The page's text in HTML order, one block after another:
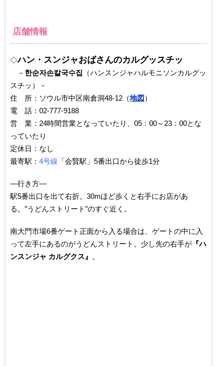
店舗情報
◇ハン・スンジャおばさんのカルグッスチッ
－ 한순자손칼국수집
（ハンスンジャハルモニソンカルグッ
スチッ）－
住 所：ソウル市中区南倉洞48-12（地図 ）
電 話：02-777-9188
営 業：24時間営業となっていたり、05：00～23：00とな
っていたり
定休日：なし
最寄駅： 4号線 「会賢駅」5番出口から徒歩1分
―行き方―
駅5番出口を出て右折。30mほど歩くと右手にお店があ
る。”うどんストリート”のすぐ近く。
南大門市場6番ゲート正面から入る場合は、ゲートの中に入
って左手にあるのがうどんストリート。少し先の右手が 『ハ
ンスンジャ カルグクス』 。